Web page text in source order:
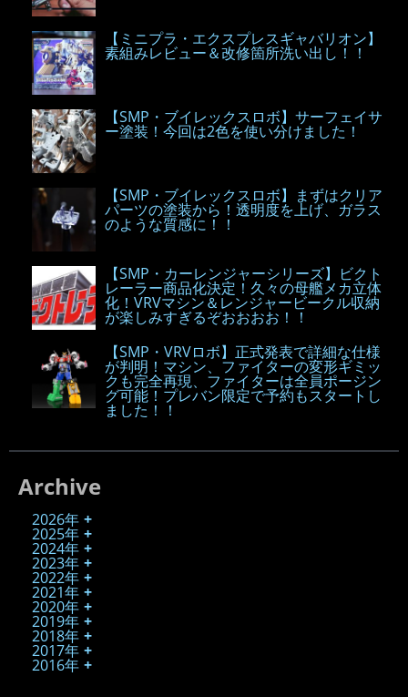
【ミニプラ・エクスプレスギャバリオン】
素組みレビュー＆改修箇所洗い出し！！
【SMP・ブイレックスロボ】サーフェイサ
ー塗装！今回は2色を使い分けました！
【SMP・ブイレックスロボ】まずはクリア
パーツの塗装から！透明度を上げ、ガラス
のような質感に！！
【SMP・カーレンジャーシリーズ】ビクト
レーラー商品化決定！久々の母艦メカ立体
化！VRVマシン＆レンジャービークル収納
が楽しみすぎるぞおおおお！！
【SMP・VRVロボ】正式発表で詳細な仕様
が判明！マシン、ファイターの変形ギミッ
クも完全再現、ファイターは全員ポージン
グ可能！プレバン限定で予約もスタートし
ました！！
Archive
2026年
2025年
2024年
2023年
2022年
2021年
2020年
2019年
2018年
2017年
2016年